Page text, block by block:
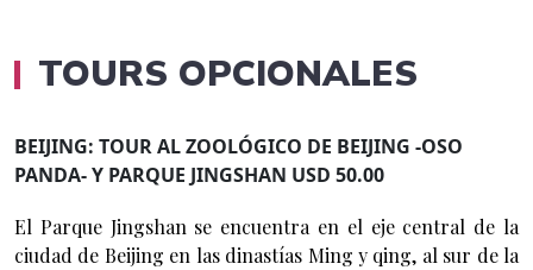
TOURS OPCIONALES
BEIJING: TOUR AL ZOOLÓGICO DE BEIJING -OSO
PANDA- Y PARQUE JINGSHAN USD 50.00
El Parque Jingshan se encuentra en el eje central de la
ciudad de Beijing en las dinastías Ming y qing, al sur de la